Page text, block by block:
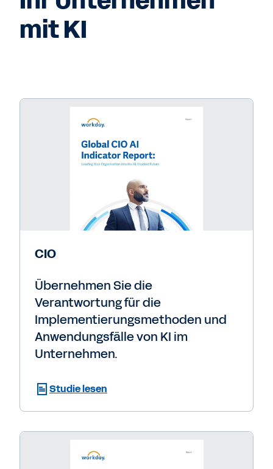
mit KI
CIO
Übernehmen Sie die
Verantwortung für die
Implementierungsmethoden und
Anwendungsfälle von KI im
Unternehmen.
Studie lesen